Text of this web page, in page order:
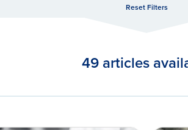
Reset Filters
49 articles